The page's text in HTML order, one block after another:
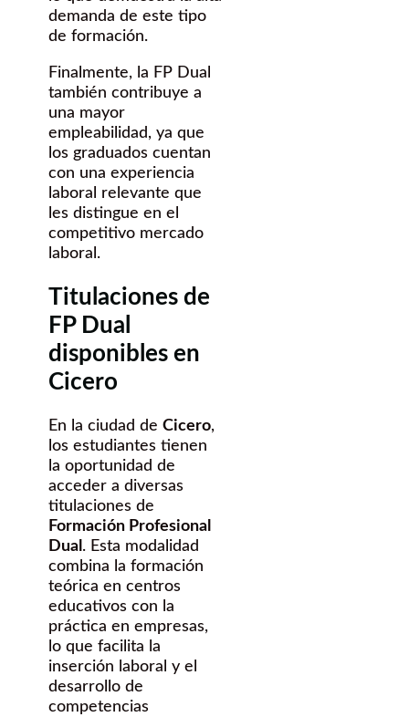
demanda de este tipo
de formación.
Finalmente, la FP Dual
también contribuye a
una mayor
empleabilidad, ya que
los graduados cuentan
con una experiencia
laboral relevante que
les distingue en el
competitivo mercado
laboral.
Titulaciones de
FP Dual
disponibles en
Cicero
En la ciudad de Cicero,
los estudiantes tienen
la oportunidad de
acceder a diversas
titulaciones de
Formación Profesional
Dual . Esta modalidad
combina la formación
teórica en centros
educativos con la
práctica en empresas,
lo que facilita la
inserción laboral y el
desarrollo de
competencias